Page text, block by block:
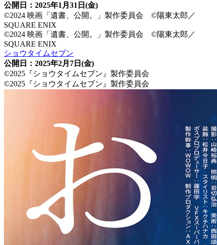
公開日：2025年1月31日(金)
©2024 映画「遺書、公開。」製作委員会 ©陽東太郎／
SQUARE ENIX
©2024 映画「遺書、公開。」製作委員会 ©陽東太郎／
SQUARE ENIX
ショウタイムセブン
公開日：2025年2月7日(金)
©2025『ショウタイムセブン』製作委員会
©2025『ショウタイムセブン』製作委員会